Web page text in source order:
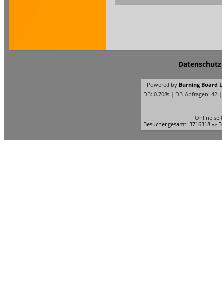
Datenschutz
Powered by Burning Board
DB: 0.708s | DB-Abfragen: 42
Online
Besucher gesamt: 3716318 «»